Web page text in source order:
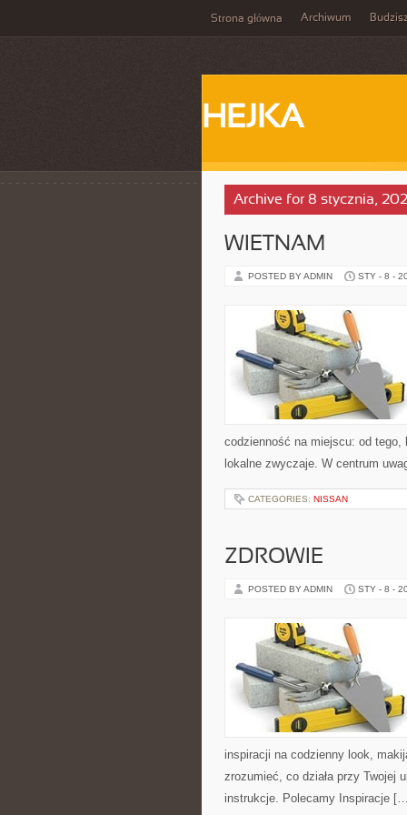
Strona główna Archiwum
HEJKA
Archive for 8 stycznia,
WIETNAM
POSTED BY ADMIN STY - 8 -
codzienność na miejscu: od
lokalne zwyczaje. W centrum
CATEGORIES: NISSAN
ZDROWIE
POSTED BY ADMIN STY - 8 -
inspiracji na codzienny look,
zrozumieć, co działa przy Twojej
instrukcje. Polecamy Inspiracje